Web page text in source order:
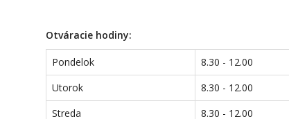
Otváracie hodiny:
Pondelok 8.30 - 12.00
Utorok
8.30 - 12.00
Streda
8.30 - 12.00